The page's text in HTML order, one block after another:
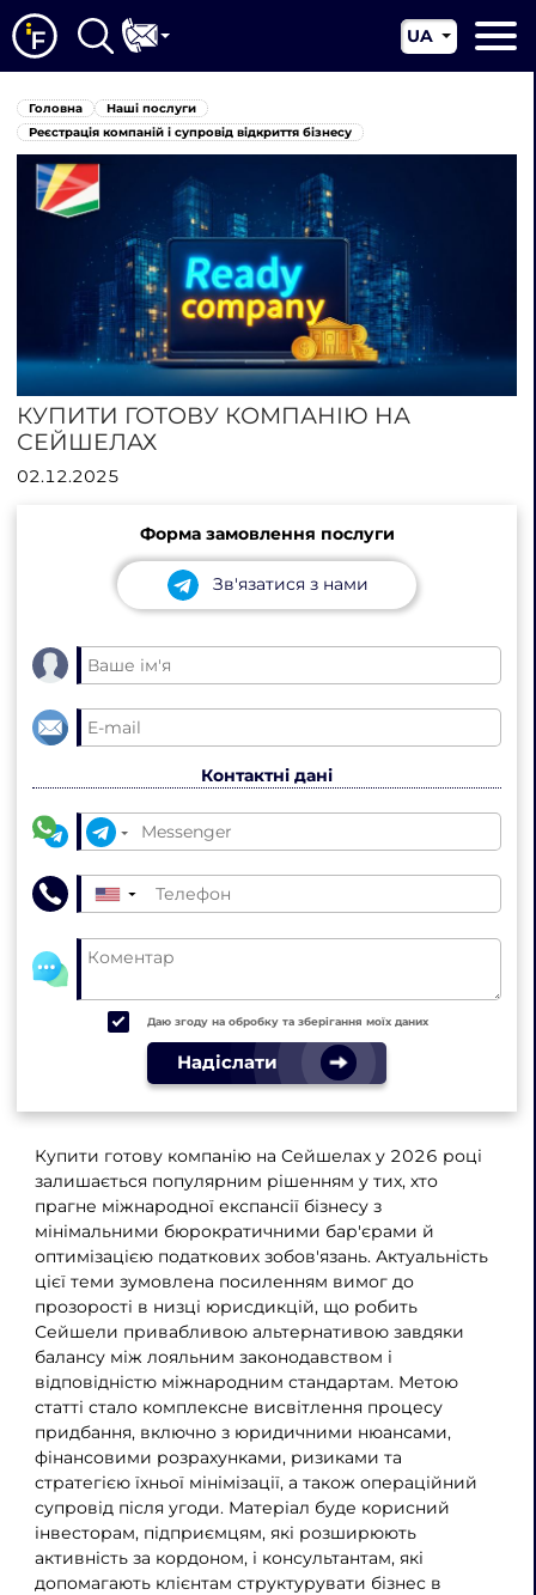
Про нас
Наші послуги
Новини
Юрисдикції
Контакти
UA
EN
Головна
Наші послуги
Реєстрація компаній і супровід відкриття бізнесу
КУПИТИ ГОТОВУ КОМПАНІЮ НА
СЕЙШЕЛАХ
02.12.2025
Форма замовлення послуги
Зв'язатися з нами
Контактні дані
▼
Даю згоду на обробку та зберігання моїх даних
Надіслати
Купити готову компанію на Сейшелах у 2026 році
залишається популярним рішенням у тих, хто
прагне міжнародної експансії бізнесу з
мінімальними бюрократичними бар'єрами й
оптимізацією податкових зобов'язань. Актуальність
цієї теми зумовлена ​​посиленням вимог до
прозорості в низці юрисдикцій, що робить
Сейшели привабливою альтернативою завдяки
балансу між лояльним законодавством і
відповідністю міжнародним стандартам. Метою
статті стало комплексне висвітлення процесу
придбання, включно з юридичними нюансами,
фінансовими розрахунками, ризиками та
стратегією їхньої мінімізації, а також операційний
супровід після угоди. Матеріал буде корисний
інвесторам, підприємцям, які розширюють
активність за кордоном, і консультантам, які
допомагають клієнтам структурувати бізнес в